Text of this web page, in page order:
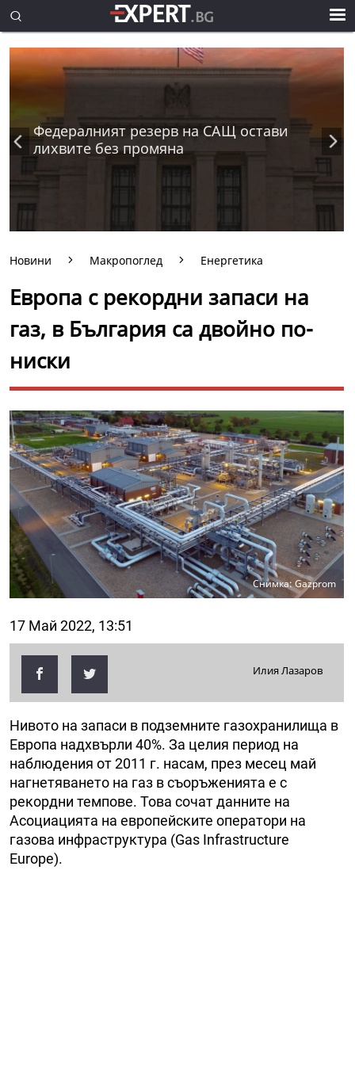
Федералният резерв на САЩ остави
лихвите без промяна
Новини Макропоглед Енергетика
Европа с рекордни запаси на
газ, в България са двойно по-
ниски
Снимка: Gazprom
17 Май 2022, 13:51
Илия Лазаров
Нивото на запаси в подземните газохранилища в
Европа надхвърли 40%. За целия период на
наблюдения от 2011 г. насам, през месец май
нагнетяването на газ в съоръженията е с
рекордни темпове. Това сочат данните на
Асоциацията на европейските оператори на
газова инфраструктура (Gas Infrastructure
Europe).